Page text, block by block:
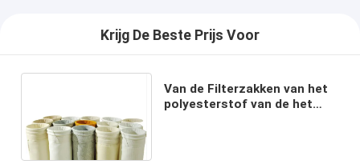
Krijg De Beste Prijs Voor
Van de Filterzakken van het
polyesterstof van de het